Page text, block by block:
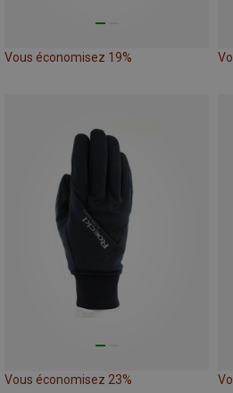
Vous économisez 19%
Vous économisez 23%